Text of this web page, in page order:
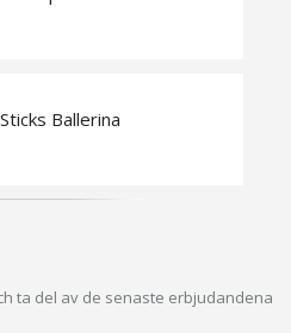
Ballerina
ta del av de senaste erbjudandena